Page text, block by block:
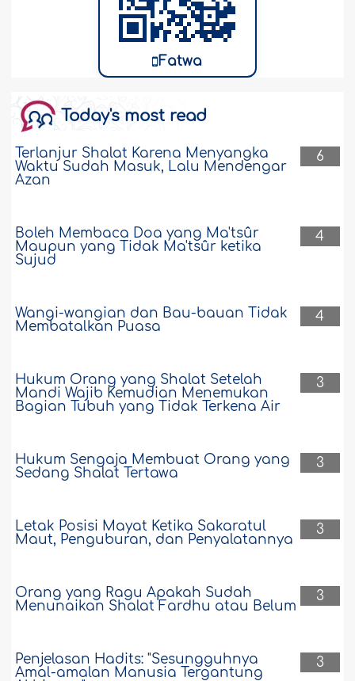
Fatwa
Today's most read
6
Terlanjur Shalat Karena Menyangka
Waktu Sudah Masuk, Lalu Mendengar
Azan
4
Boleh Membaca Doa yang Ma'tsûr
Maupun yang Tidak Ma'tsûr ketika
Sujud
4
Wangi-wangian dan Bau-bauan Tidak
Membatalkan Puasa
3
Hukum Orang yang Shalat Setelah
Mandi Wajib Kemudian Menemukan
Bagian Tubuh yang Tidak Terkena Air
3
Hukum Sengaja Membuat Orang yang
Sedang Shalat Tertawa
3
Letak Posisi Mayat Ketika Sakaratul
Maut, Penguburan, dan Penyalatannya
3
Orang yang Ragu Apakah Sudah
Menunaikan Shalat Fardhu atau Belum
3
Penjelasan Hadits: "Sesungguhnya
Amal-amalan Manusia Tergantung